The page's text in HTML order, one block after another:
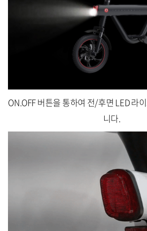
ON.OFF 버튼을 통하여 전/후면 LED 라
니다.